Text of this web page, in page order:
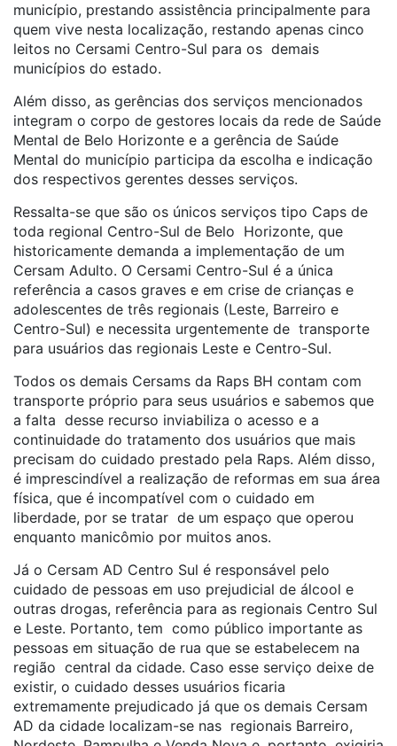
município, prestando assistência principalmente para
quem vive nesta localização, restando apenas cinco
leitos no Cersami Centro-Sul para os demais
municípios do estado.
Além disso, as gerências dos serviços mencionados
integram o corpo de gestores locais da rede de Saúde
Mental de Belo Horizonte e a gerência de Saúde
Mental do município participa da escolha e indicação
dos respectivos gerentes desses serviços.
Ressalta-se que são os únicos serviços tipo Caps de
toda regional Centro-Sul de Belo Horizonte, que
historicamente demanda a implementação de um
Cersam Adulto. O Cersami Centro-Sul é a única
referência a casos graves e em crise de crianças e
adolescentes de três regionais (Leste, Barreiro e
Centro-Sul) e necessita urgentemente de transporte
para usuários das regionais Leste e Centro-Sul.
Todos os demais Cersams da Raps BH contam com
transporte próprio para seus usuários e sabemos que
a falta desse recurso inviabiliza o acesso e a
continuidade do tratamento dos usuários que mais
precisam do cuidado prestado pela Raps. Além disso,
é imprescindível a realização de reformas em sua área
física, que é incompatível com o cuidado em
liberdade, por se tratar de um espaço que operou
enquanto manicômio por muitos anos.
Já o Cersam AD Centro Sul é responsável pelo
cuidado de pessoas em uso prejudicial de álcool e
outras drogas, referência para as regionais Centro Sul
e Leste. Portanto, tem como público importante as
pessoas em situação de rua que se estabelecem na
região central da cidade. Caso esse serviço deixe de
existir, o cuidado desses usuários ficaria
extremamente prejudicado já que os demais Cersam
AD da cidade localizam-se nas regionais Barreiro,